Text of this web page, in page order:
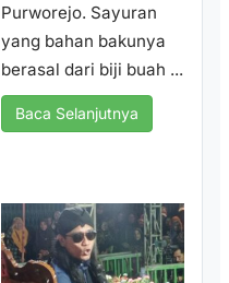
Purworejo. Sayuran
yang bahan bakunya
berasal dari biji buah ...
Baca Selanjutnya